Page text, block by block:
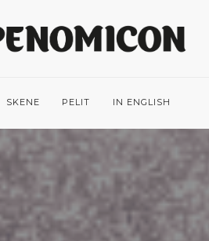
SKENE PELIT IN ENGLISH